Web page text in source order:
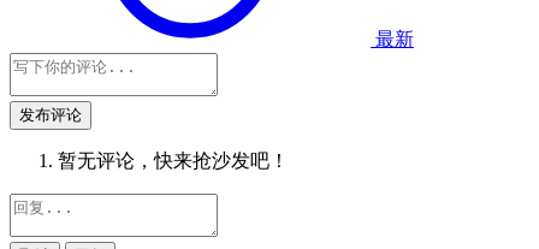
最新
发布评论
暂无评论，快来抢沙发吧！